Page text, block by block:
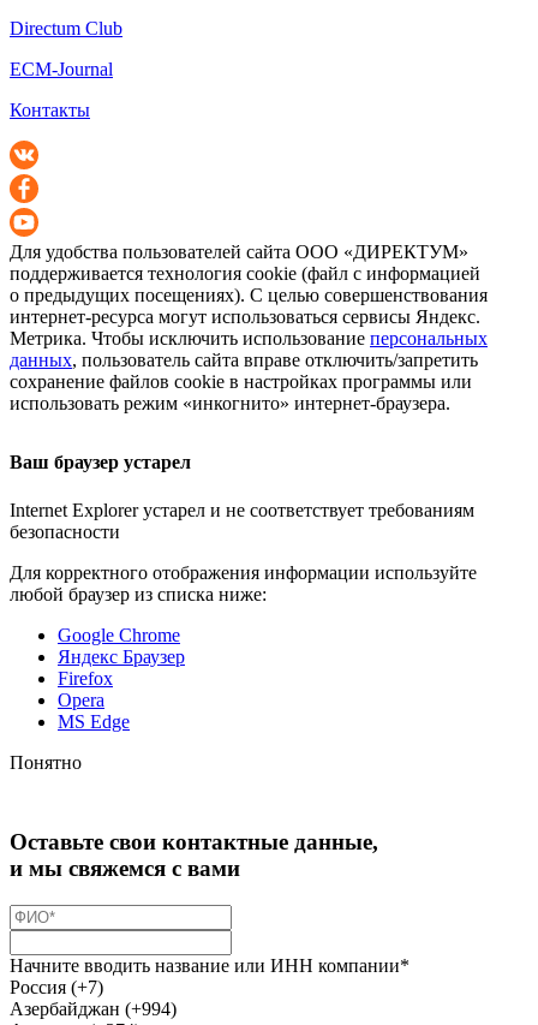
Directum Club
ECM-Journal
Контакты
Для удобства пользователей сайта ООО «ДИРЕКТУМ»
поддерживается технология cookie (файл с информацией
о предыдущих посещениях). С целью совершенствования
интернет-ресурса могут использоваться сервисы Яндекс.
Метрика. Чтобы исключить использование персональных
данных, пользователь сайта вправе отключить/запретить
сохранение файлов cookie в настройках программы или
использовать режим «инкогнито» интернет-браузера.
Ваш браузер устарел
Internet Explorer устарел и не соответствует требованиям
безопасности
Для корректного отображения информации используйте
любой браузер из списка ниже:
Google Chrome
Яндекс Браузер
Firefox
Opera
MS Edge
Понятно
Оставьте свои контактные данные,
и мы свяжемся с вами
Начните вводить название или ИНН компании*
Россия (+7)
Азербайджан (+994)